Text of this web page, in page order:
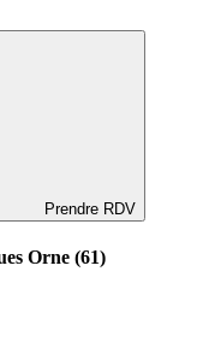
Prendre RDV
Orne (61)